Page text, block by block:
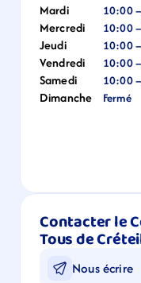
Mardi 10:00
Mercredi 10:00
Jeudi 10:00
Vendredi 10:00
Samedi 10:00
Dimanche Fermé
Contacter le
Tous de
Nous écrire